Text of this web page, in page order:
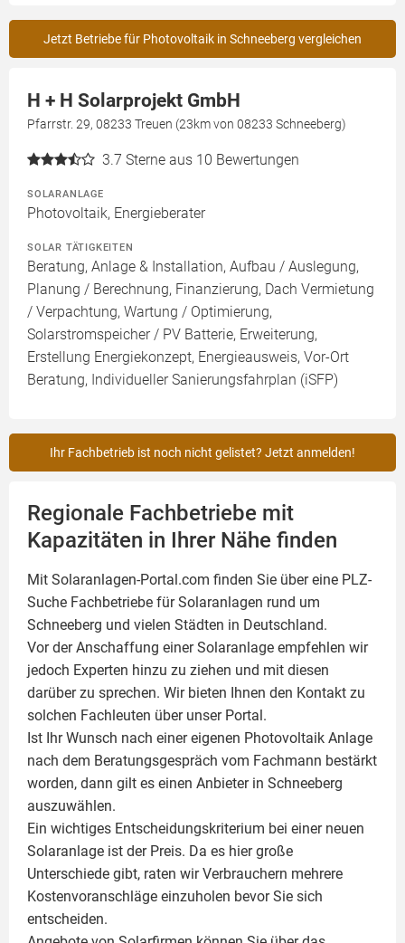
Jetzt Betriebe für Photovoltaik in Schneeberg vergleichen
H + H Solarprojekt GmbH
Pfarrstr. 29, 08233 Treuen (23km von 08233 Schneeberg)
3.7 Sterne aus 10 Bewertungen
SOLARANLAGE
Photovoltaik, Energieberater
SOLAR TÄTIGKEITEN
Beratung, Anlage & Installation, Aufbau / Auslegung,
Planung / Berechnung, Finanzierung, Dach Vermietung
/ Verpachtung, Wartung / Optimierung,
Solarstromspeicher / PV Batterie, Erweiterung,
Erstellung Energiekonzept, Energieausweis, Vor-Ort
Beratung, Individueller Sanierungsfahrplan (iSFP)
Ihr Fachbetrieb ist noch nicht gelistet? Jetzt anmelden!
Regionale Fachbetriebe mit
Kapazitäten in Ihrer Nähe finden
Mit Solaranlagen-Portal.com finden Sie über eine PLZ-
Suche Fachbetriebe fürSolaranlagen rund um
Schneeberg und vielen Städten in Deutschland.
Vor der Anschaffung einer Solaranlage empfehlen wir
jedoch Experten hinzu zu ziehen und mit diesen
darüber zu sprechen. Wir bieten Ihnen den Kontakt zu
solchen Fachleuten über unser Portal.
Ist Ihr Wunsch nach einer eigenen Photovoltaik Anlage
nach dem Beratungsgespräch vom Fachmann bestärkt
worden, dann gilt es einen Anbieter in Schneeberg
auszuwählen.
Ein wichtiges Entscheidungskriterium bei einer neuen
Solaranlage ist der Preis. Da es hier große
Unterschiede gibt, raten wir Verbrauchern mehrere
Kostenvoranschläge einzuholen bevor Sie sich
entscheiden.